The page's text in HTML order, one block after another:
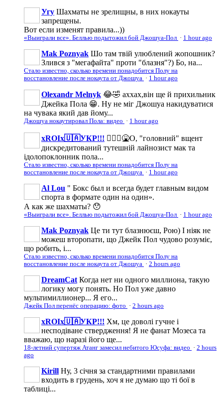
Угу Шахматы не зрелищны, в них нокауты
запрещены.
Вот если изменят правила...))
«Выиграли все». Беллью подытожил бой Джошуа-Пол · 1 hour ago
Mak Poznyak Шо там твій улюблений жопошник?
Злився з "мегафайта" проти "блазня"?) Бо, на...
Стало известно, сколько времени понадобится Полу на
восстановление после нокаута от Джошуа · 1 hour ago
Olexandr Melnyk 😂🤣 аххах,він ще й прихильник
Джейка Пола 😁. Ну не міг Джошуа накидуватися
на чувака який дав йому...
Джошуа нокаутировал Пола: видео · 1 hour ago
xROIx🇺🇦УКР!!! 🤦🏻‍♂️🤮О, "головний" вщент
дискредитований тутешній лайнозист мак та
ідолопоклонник пола...
Стало известно, сколько времени понадобится Полу на
восстановление после нокаута от Джошуа · 1 hour ago
Al Lou " Бокс был и всегда будет главным видом
спорта в формате один на один».
А как же шахматы? 😯
«Выиграли все». Беллью подытожил бой Джошуа-Пол · 1 hour ago
Mak Poznyak Це ти тут блазнюєш, Рою) І ніяк не
можеш второпати, що Джейк Пол чудово розуміє,
що робить, і...
Стало известно, сколько времени понадобится Полу на
восстановление после нокаута от Джошуа · 2 hours ago
DreamCat Когда нет ни одного миллиона, такую
логику могу понять. Но Пол уже давно
мультимиллионер... Я его...
Джейк Пол перенёс операцию: фото · 2 hours ago
xROIx🇺🇦УКР!!! Хм, це доволі гучне і
несподіване ствердження! Я не фанат Мозеса та
вважаю, що наразі його ще...
18-летний супертяж Атанг замесил небитого Юсуфа: видео · 2 hours
ago
Kirill Ну, 3 січня за стандартними правилами
входить в грудень, хоч я не думаю що ті бої в
таблиці...